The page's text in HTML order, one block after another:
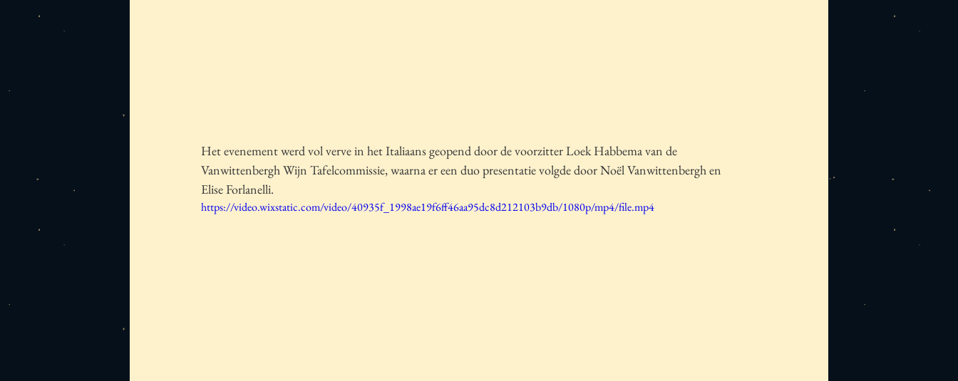
Het evenement werd vol verve in het Italiaans geopend door de voorzitter Loek Habbema van de
Vanwittenbergh Wijn Tafelcommissie, waarna er een duo presentatie volgde door Noël Vanwittenbergh en
Elise Forlanelli.
https://video.wixstatic.com/video/40935f_1998ae19f6ff46aa95dc8d212103b9db/1080p/mp4/file.mp4